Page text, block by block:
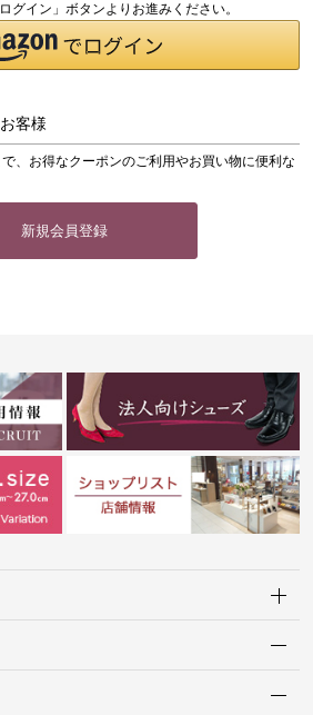
グイン」ボタンよりお進みください。
客様
、お得なクーポンのご利用やお買い物に便利な
新規会員登録